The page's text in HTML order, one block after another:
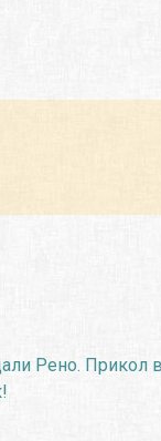
Рено. Прикол